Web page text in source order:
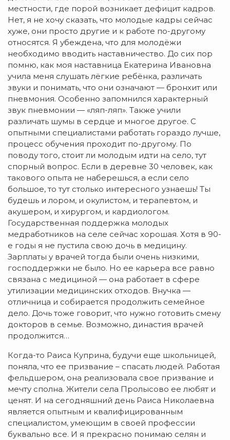
местности, где порой возникает дефицит кадров.
Нет, я не хочу сказать, что молодые кадры сейчас
хуже, они просто другие и к работе по-другому
относятся. Я убеждена, что для молодёжи
необходимо вводить наставничество. До сих пор
помню, как моя наставница Екатерина Ивановна
учила меня слушать лёгкие ребёнка, различать
звуки и понимать, что они означают — бронхит или
пневмония. Особенно запомнился характерный
звук пневмонии — «ляп-ляп». Также учили
различать шумы в сердце и многое другое. С
опытными специалистами работать гораздо лучше,
процесс обучения проходит по-другому. По
поводу того, стоит ли молодым идти на село, тут
спорный вопрос. Если в деревне 30 человек, как
такового опыта не наберешься, а если село
большое, то тут столько интересного узнаешь! Ты
будешь и лором, и окулистом, и терапевтом, и
акушером, и хирургом, и кардиологом.
Государственная поддержка молодых
медработников на селе сейчас хорошая. Хотя в 90-
е годы я не пустила свою дочь в медицину.
Зарплаты у врачей тогда были очень низкими,
господдержки не было. Но ее карьера все равно
связана с медициной — она работает в сфере
утилизации медицинских отходов. Внучка —
отличница и собирается продолжить семейное
дело. Дочь тоже говорит, что нужно готовить смену
докторов в семье. Возможно, династия врачей
продолжится…
Когда-то Раиса Куприна, будучи еще школьницей,
поняла, что ее призвание – спасать людей. Работая
фельдшером, она реализовала свое призвание и
мечту сполна. Жители села Пролысово ее любят и
ценят. И на сегодняшний день Раиса Николаевна
является опытным и квалифицированным
специалистом, умеющим в своей профессии
буквально все. И я прекрасно понимаю селян и